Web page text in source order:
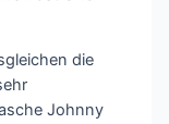
die
Johnny